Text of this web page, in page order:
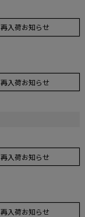
再入荷お知らせ
再入荷お知らせ
再入荷お知らせ
再入荷お知らせ